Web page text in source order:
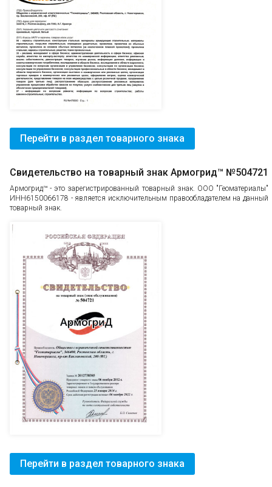
Перейти в раздел товарного знака
Свидетельство на товарный знак Армогрид™ №504721
Армогрид™ - это зарегистрированный товарный знак. ООО "Геоматериалы"
ИНН6150066178 - является исключительным правообладателем на данный
товарный знак.
Перейти в раздел товарного знака